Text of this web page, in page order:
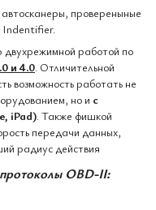
провереныные
Indentifier.
работой по
и 4.0. Отличительной
возможность работать не
но и с
iPad). Также фишкой
передачи данных,
радиус действия
OBD-II: